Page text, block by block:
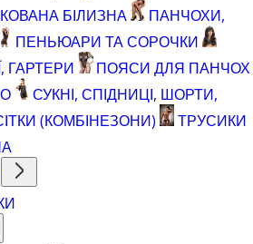
БІЛИЗНА
ПАНЧОХИ,
ПЕНЬЮАРИ ТА СОРОЧКИ
ГАРТЕРИ
ПОЯСИ ДЛЯ ПАНЧОХ
СУКНІ, СПІДНИЦІ, ШОРТИ,
(КОМБІНЕЗОНИ)
ТРУСИКИ